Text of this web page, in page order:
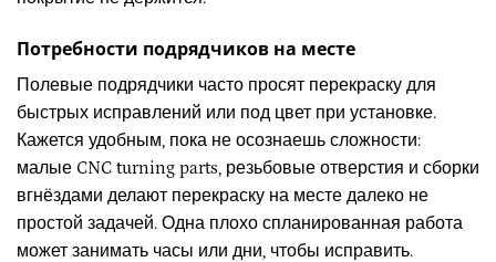
Потребности подрядчиков на месте
Полевые подрядчики часто просят перекраску для
быстрых исправлений или под цвет при установке.
Кажется удобным, пока не осознаешь сложности:
малые CNC turning parts, резьбовые отверстия и сборки
вгнёздами делают перекраску на месте далеко не
простой задачей. Одна плохо спланированная работа
может занимать часы или дни, чтобы исправить.